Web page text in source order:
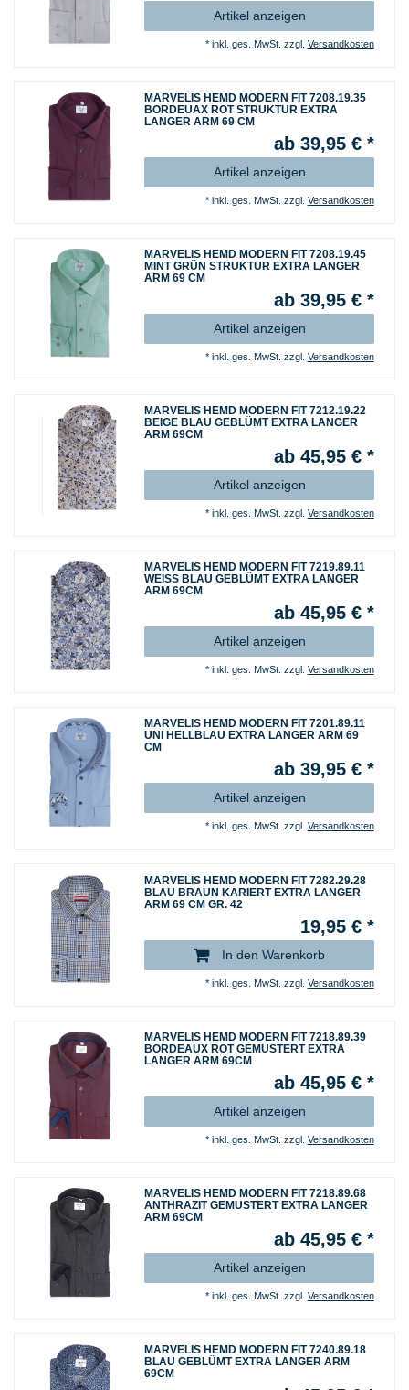
Artikel anzeigen
* inkl. ges. MwSt. zzgl. Versandkosten
MARVELIS HEMD MODERN FIT 7208.19.35
BORDEUAX ROT STRUKTUR EXTRA
LANGER ARM 69 CM
ab 39,95 € *
Artikel anzeigen
* inkl. ges. MwSt. zzgl. Versandkosten
MARVELIS HEMD MODERN FIT 7208.19.45
MINT GRÜN STRUKTUR EXTRA LANGER
ARM 69 CM
ab 39,95 € *
Artikel anzeigen
* inkl. ges. MwSt. zzgl. Versandkosten
MARVELIS HEMD MODERN FIT 7212.19.22
BEIGE BLAU GEBLÜMT EXTRA LANGER
ARM 69CM
ab 45,95 € *
Artikel anzeigen
* inkl. ges. MwSt. zzgl. Versandkosten
MARVELIS HEMD MODERN FIT 7219.89.11
WEISS BLAU GEBLÜMT EXTRA LANGER
ARM 69CM
ab 45,95 € *
Artikel anzeigen
* inkl. ges. MwSt. zzgl. Versandkosten
MARVELIS HEMD MODERN FIT 7201.89.11
UNI HELLBLAU EXTRA LANGER ARM 69
CM
ab 39,95 € *
Artikel anzeigen
* inkl. ges. MwSt. zzgl. Versandkosten
MARVELIS HEMD MODERN FIT 7282.29.28
BLAU BRAUN KARIERT EXTRA LANGER
ARM 69 CM GR. 42
19,95 € *
In den Warenkorb
* inkl. ges. MwSt. zzgl. Versandkosten
MARVELIS HEMD MODERN FIT 7218.89.39
BORDEAUX ROT GEMUSTERT EXTRA
LANGER ARM 69CM
ab 45,95 € *
Artikel anzeigen
* inkl. ges. MwSt. zzgl. Versandkosten
MARVELIS HEMD MODERN FIT 7218.89.68
ANTHRAZIT GEMUSTERT EXTRA LANGER
ARM 69CM
ab 45,95 € *
Artikel anzeigen
* inkl. ges. MwSt. zzgl. Versandkosten
MARVELIS HEMD MODERN FIT 7240.89.18
BLAU GEBLÜMT EXTRA LANGER ARM
69CM